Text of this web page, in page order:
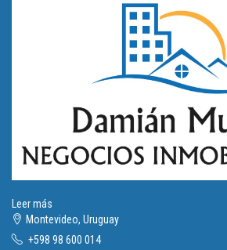
Leer más
Montevideo, Uruguay
+598 98 600 014